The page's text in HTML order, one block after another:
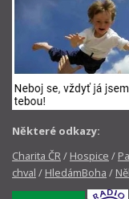
Některé odkazy:
Charita ČR/ Hospice /
chval / HledámBoha /